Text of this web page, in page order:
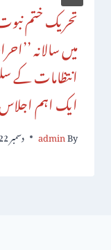
میں سالانہ
انتظامات کے
ایک اہم
By
admin دسمبر 22, 2015